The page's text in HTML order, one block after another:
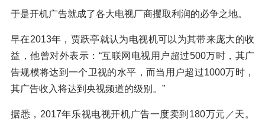
于是开机广告就成了各大电视厂商攫取利润的必争之地。
早在2013年，贾跃亭就认为电视机可以为其带来庞大的收
益，他曾对外表示：“互联网电视用户超过500万时，其广
告规模将达到一个卫视的水平，而当用户超过1000万时，
其广告收入将达到央视频道的级别。”
据悉，2017年乐视电视开机广告一度卖到180万元／天。